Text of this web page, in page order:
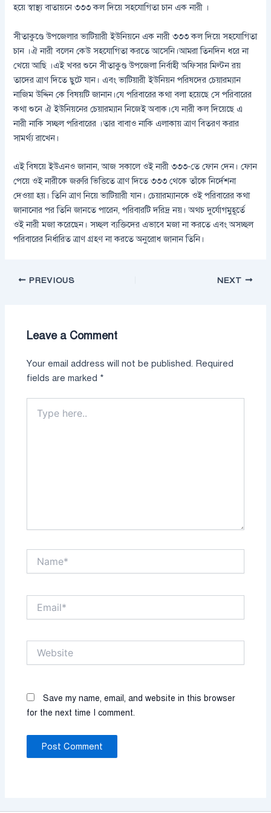
হয়ে স্বাস্থ্য বাতায়নে ৩৩৩ কল দিয়ে সহযোগিতা চান এক নারী ।
সীতাকুণ্ডে উপজেলার ভাটিয়ারী ইউনিয়নে এক নারী ৩৩৩ কল দিয়ে সহযোগিতা
চান ।ঐ নারী বলেন কেউ সহযোগিতা করতে আসেনি।আমরা তিনদিন ধরে না
খেয়ে আছি ।এই খবর শুনে সীতাকুণ্ড উপজেলা নির্বাহী অফিসার মিল্টন রয়
তাদের ত্রাণ দিতে ছুটে যান। এবং ভাটিয়ারী ইউনিয়ন পরিষদের চেয়ারম্যান
নাজিম উদ্দিন কে বিষয়টি জানান।যে পরিবারের কথা বলা হয়েছে সে পরিবারের
কথা শুনে ঐ ইউনিয়নের চেয়ারম্যান নিজেই অবাক।যে নারী কল দিয়েছে এ
নারী নাকি সচ্ছল পরিবারের ।তার বাবাও নাকি এলাকায় ত্রাণ বিতরণ করার
সামর্থ্য রাখেন।
এই বিষয়ে ইউএনও জানান, আজ সকালে ওই নারী ৩৩৩-তে ফোন দেন। ফোন
পেয়ে ওই নারীকে জরুরি ভিত্তিতে ত্রাণ দিতে ৩৩৩ থেকে তাঁকে নির্দেশনা
দেওয়া হয়। তিনি ত্রাণ নিয়ে ভাটিয়ারী যান। চেয়ারম্যানকে ওই পরিবারের কথা
জানানোর পর তিনি জানতে পারেন, পরিবারটি দরিদ্র নয়। অথচ দুর্যোগমুহূর্তে
ওই নারী মজা করেছেন। সচ্ছল ব্যক্তিদের এভাবে মজা না করতে এবং অসচ্ছল
পরিবারের নির্ধারিত ত্রাণ গ্রহণ না করতে অনুরোধ জানান তিনি।
PREVIOUS NEXT
Leave a Comment
Your email address will not be published. Required
fields are marked *
here..
Save my name, email, and website in this browser
for the next time I comment.